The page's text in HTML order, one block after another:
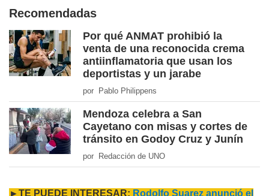
Recomendadas
Por qué ANMAT prohibió la
venta de una reconocida crema
antiinflamatoria que usan los
deportistas y un jarabe
por Pablo Philippens
Mendoza celebra a San
Cayetano con misas y cortes de
tránsito en Godoy Cruz y Junín
por Redacción de UNO
►TE PUEDE INTERESAR: Rodolfo Suarez anunció el